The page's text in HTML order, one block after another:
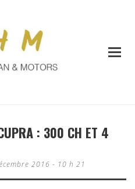
: 300 CH ET 4
2016 - 10 h 21